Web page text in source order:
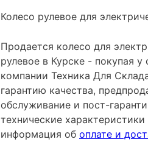
Колесо рулевое для
Продается колесо для
рулевое в Курске - покупая
компании Техника Для
гарантию качества,
обслуживание и пост-
технические
информация об оплате и